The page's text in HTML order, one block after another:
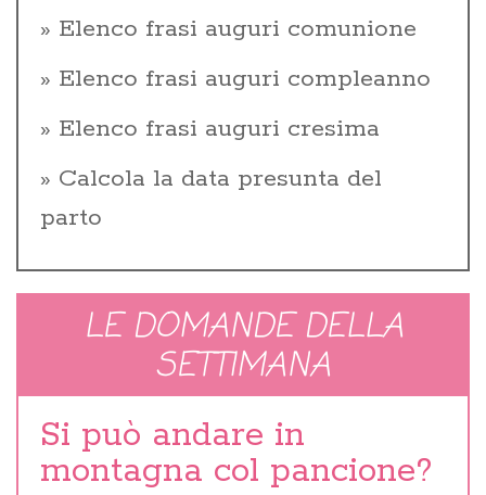
Elenco frasi auguri comunione
Elenco frasi auguri compleanno
Elenco frasi auguri cresima
Calcola la data presunta del
parto
LE DOMANDE DELLA
SETTIMANA
Si può andare in
montagna col pancione?